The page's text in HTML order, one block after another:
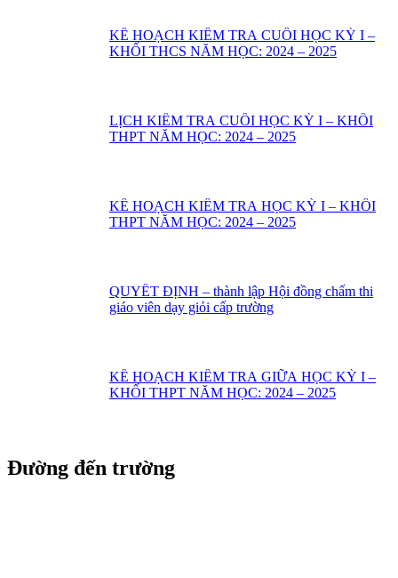
KẾ HOẠCH KIỂM TRA CUỐI HỌC KỲ I –
KHỐI THCS NĂM HỌC: 2024 – 2025
LỊCH KIỂM TRA CUỐI HỌC KỲ I – KHỐI
THPT NĂM HỌC: 2024 – 2025
KẾ HOẠCH KIỂM TRA HỌC KỲ I – KHỔI
THPT NĂM HỌC: 2024 – 2025
QUYẾT ĐỊNH – thành lập Hội đồng chấm thi
giáo viên dạy giỏi cấp trường
KẾ HOẠCH KIỂM TRA GIỮA HỌC KỲ I –
KHỐI THPT NĂM HỌC: 2024 – 2025
Đường đến trường